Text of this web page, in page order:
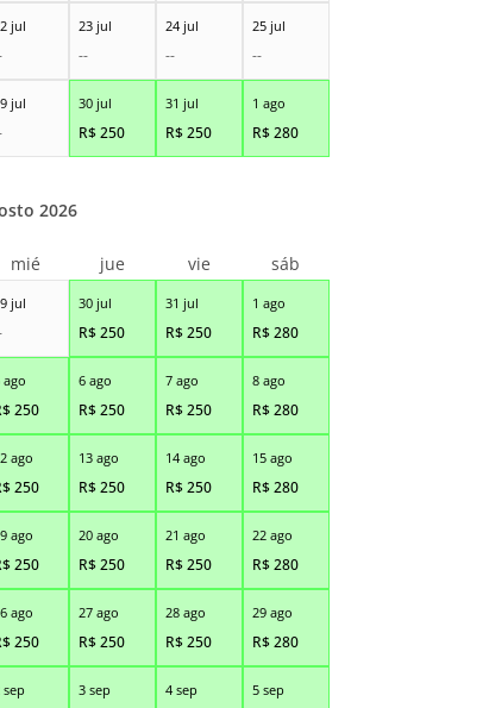
jul 23 jul
--
24 jul
--
25 jul
--
jul 30 jul
R$250
31 jul
R$250
1 ago
R$280
jul 30 jul
R$250
31 jul
R$250
1 ago
R$280
ago
250
6 ago
R$250
7 ago
R$250
8 ago
R$280
ago
250
13 ago
R$250
14 ago
R$250
15 ago
R$280
ago
250
20 ago
R$250
21 ago
R$250
22 ago
R$280
ago
250
27 ago
R$250
28 ago
R$250
29 ago
R$280
sep 3 sep 4 sep 5 sep
2026
mié jue vie sáb